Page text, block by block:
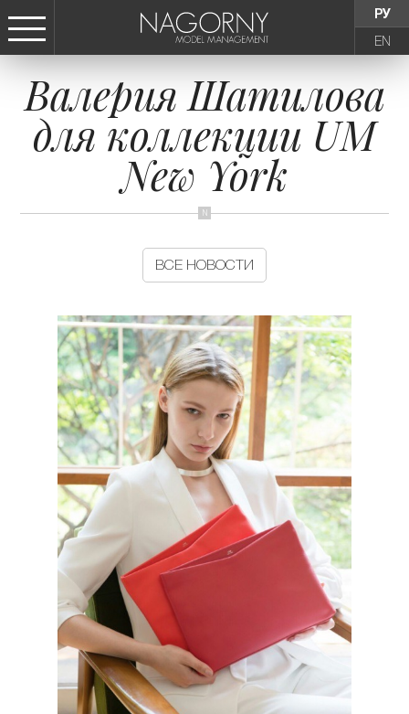
РУ
EN
СТАТЬ МОДЕЛЬЮ
ДЕВУШКИ
ТИНЕЙДЖЕРЫ
ДЕТИ
НОВОСТИ
КОНТАКТЫ
Валерия Шатилова
для коллекции UM
New York
ВСЕ НОВОСТИ